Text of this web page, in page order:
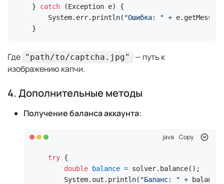
} catch (Exception e) {
    System.err.println(
"Ошибка: " +
}
Где "path/to/captcha.jpg"
— путь к
изображению капчи.
4. Дополнительные методы
Получение баланса аккаунта:
java Copy
try {
double
balance = solver.balance();
    System.out.println(
"Баланс: " +